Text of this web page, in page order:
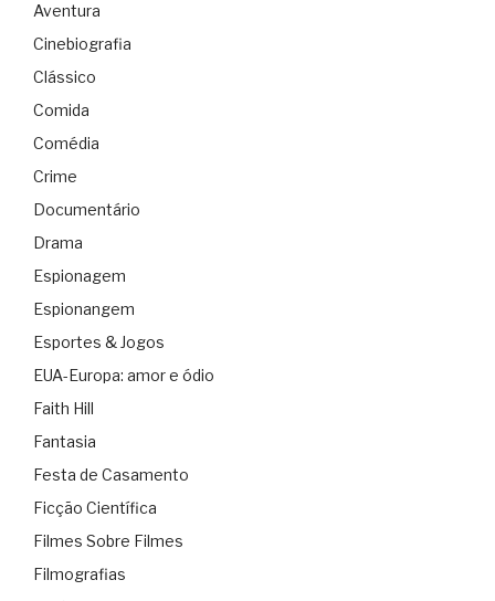
Aventura
Cinebiografia
Clássico
Comida
Comédia
Crime
Documentário
Drama
Espionagem
Espionangem
Esportes & Jogos
EUA-Europa: amor e ódio
Faith Hill
Fantasia
Festa de Casamento
Ficção Científica
Filmes Sobre Filmes
Filmografias